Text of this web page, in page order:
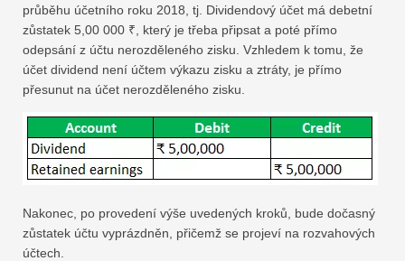
průběhu účetního roku 2018, tj. Dividendový účet má debetní
zůstatek 5,00 000 ₹, který je třeba připsat a poté přímo
odepsání z účtu nerozděleného zisku. Vzhledem k tomu, že
účet dividend není účtem výkazu zisku a ztráty, je přímo
přesunut na účet nerozděleného zisku.
Nakonec, po provedení výše uvedených kroků, bude dočasný
zůstatek účtu vyprázdněn, přičemž se projeví na rozvahových
účtech.